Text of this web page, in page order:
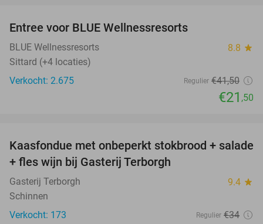
Entree voor BLUE Wellnessresorts
BLUE Wellnessresorts 8.8 star
Sittard (+4 locaties)
Verkocht: 2.675
Regulier €41,50
€21 ,50
44%
Kaasfondue met onbeperkt stokbrood + salade
+ fles wijn bij Gasterij Terborgh
Gasterij Terborgh 9.4 star
Schinnen
Verkocht: 173
Regulier €34